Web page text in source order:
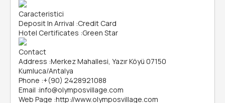
Caracteristici
Deposit In Arrival :Credit Card
Hotel Certificates :Green Star
Contact
Address :Merkez Mahallesi, Yazır Köyü 07150
Kumluca/Antalya
Phone :+(90) 2428921088
Email :info@olymposvillage.com
Web Page :http://www.olymposvillage.com